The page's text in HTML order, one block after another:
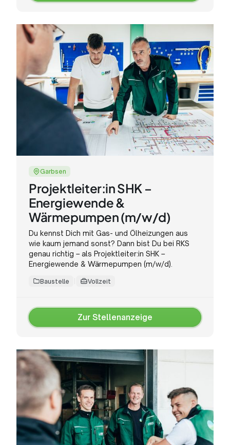
Zur
Garbsen
Projektleiter:in SHK –
Energiewende &
Wärmepumpen (m/w/d)
Du kennst Dich mit Gas- und Ölheizungen aus
wie kaum jemand sonst? Dann bist Du bei RKS
genau richtig – als Projektleiter:in SHK –
Energiewende & Wärmepumpen (m/w/d).
Baustelle Vollzeit
Zur Stellenanzeige
Zur